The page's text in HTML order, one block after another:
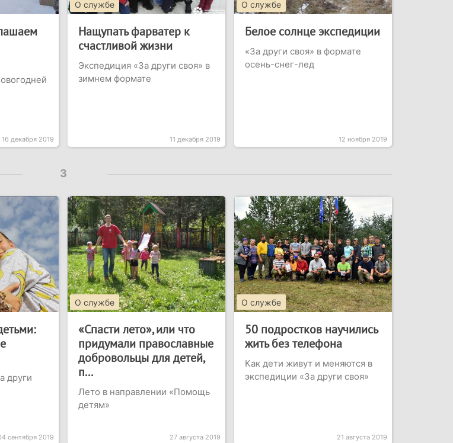
16 декабря 2019
О службе
Нащупать фарватер к
счастливой жизни
Экспедиция «За други своя» в
зимнем формате
11 декабря 2019
О службе
Белое солнце экспедиции
«За други своя» в формате
осень-снег-лед
12 ноября 2019
3
други
сентября 2019
О службе
«Спасти лето», или что
придумали православные
добровольцы для детей,
п...
Лето в направлении «Помощь
детям»
27 августа 2019
О службе
50 подростков научились
жить без телефона
Как дети живут и меняются в
экспедиции «За други своя»
21 августа 2019